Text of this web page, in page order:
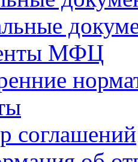
МФЦ
соглашений